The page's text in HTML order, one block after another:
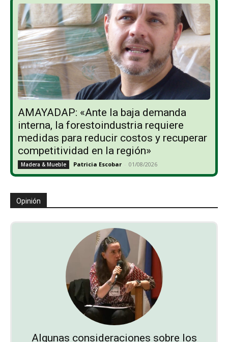
AMAYADAP: «Ante la baja demanda
interna, la forestoindustria requiere
medidas para reducir costos y recuperar
competitividad en la región»
Madera & Mueble Patricia Escobar - 01/08/2026
Opinión
Algunas consideraciones sobre los